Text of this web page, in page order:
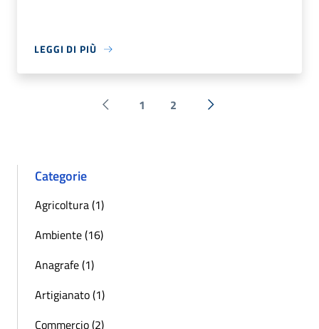
LEGGI DI PIÙ
Pagina precedente
1 2 Successiva »
Categorie
Agricoltura (1)
Ambiente (16)
Anagrafe (1)
Artigianato (1)
Commercio (2)